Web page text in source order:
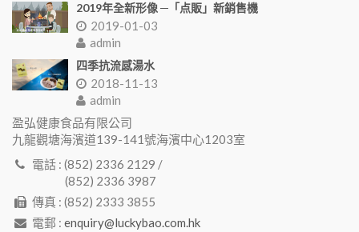
2019年全新形像 ─「点販」新銷售機
2019-01-03
admin
四季抗流感湯水
2018-11-13
admin
盈弘健康食品有限公司
九龍觀塘海濱道139-141號海濱中心1203室
電話 : (852) 2336 2129 /
(852) 2336 3987
傳真 : (852) 2333 3855
電郵 : enquiry@luckybao.com.hk